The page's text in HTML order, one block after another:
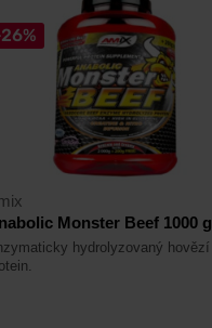
Monster Beef 1000 g
hydrolyzovaný hovězí